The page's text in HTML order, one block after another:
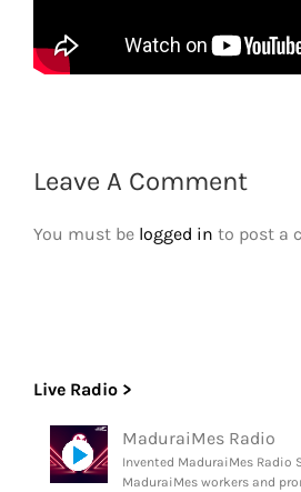
Leave A Comment
You must be logged in to post a
Live Radio >
MaduraiMes Radio
Invented MaduraiMes
MaduraiMes workers and